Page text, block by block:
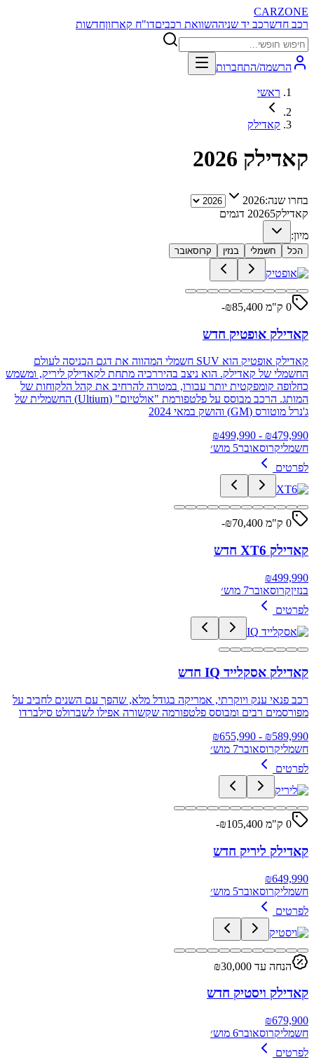
CARZONE
רכב חדשרכב יד שניההשוואת רכביםדו"ח קארזוןחדשות
הרשמה/התחברות
ראשי
קאדילק
קאדילק 2026
בחרו שנה:2026
קאדילק 20265
דגמים
מיון:
הכל חשמלי בנזין קרוסאובר
0 ק"מ ₪ 85,400
-
קאדילק אופטיק חדש
קאדילק אופטיק הוא SUV חשמלי המהווה את דגם הכניסה לעולם
החשמלי של קאדילק. הוא ניצב בהיררכיה מתחת לקאדילק ליריק, ומשמש
כחלופה קומפקטית יותר עבורו, במטרה להרחיב את קהל הלקוחות של
המותג. הרכב מבוסס על פלטפורמת "אולטיום" (Ultium) החשמלית של
ג'נרל מוטורס (GM) והושק במאי 2024
₪479,990
- ₪
499,990
חשמליקרוסאובר5 מוש׳
לפרטים
0 ק"מ ₪ 70,400
-
קאדילק XT6 חדש
₪499,990
בנזיןקרוסאובר7 מוש׳
לפרטים
קאדילק אסקלייד IQ חדש
רכב פנאי ענק ויוקרתי, אמריקה בגודל מלא, שהפך עם השנים לחביב על
מפורסמים רבים ומבוסס פלטפורמה שקשורה אפילו לשברולט סילברדו
₪589,990
- ₪
655,990
חשמליקרוסאובר7 מוש׳
לפרטים
0 ק"מ ₪ 105,400
-
קאדילק ליריק חדש
₪649,990
חשמליקרוסאובר5 מוש׳
לפרטים
הנחה עד ₪ 30,000
קאדילק ויסטיק חדש
₪679,900
חשמליקרוסאובר6 מוש׳
לפרטים